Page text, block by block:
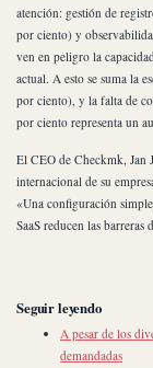
atención: gestión de
por ciento) y
ven en peligro la
actual. A esto se suma la
por ciento), y la falta de
por ciento representa un
El CEO de Checkmk, Jan
internacional de su
«Una configuración
SaaS reducen las
Seguir leyendo
A pesar de los
demandadas